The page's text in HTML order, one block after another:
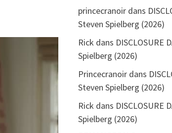
princecranoir dans
Steven Spielberg (2026)
Rick dans DISCLOSURE
Spielberg (2026)
Princecranoir dans
Steven Spielberg (2026)
Rick dans DISCLOSURE
Spielberg (2026)